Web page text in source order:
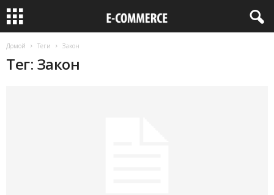
Домой Теги Закон
Тег: Закон